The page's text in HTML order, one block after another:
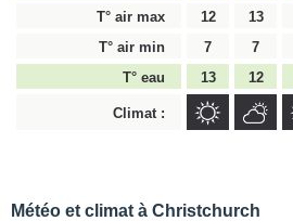
T° air max
12 13
T° air min
7 7
T° eau
13 12
Climat :
Météo et climat à Christchurch